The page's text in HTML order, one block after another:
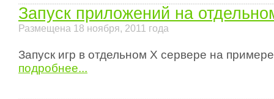
Запуск приложений на
Размещена 18 ноября, 2011 года
Запуск игр в отдельном X сервере на
подробнее...